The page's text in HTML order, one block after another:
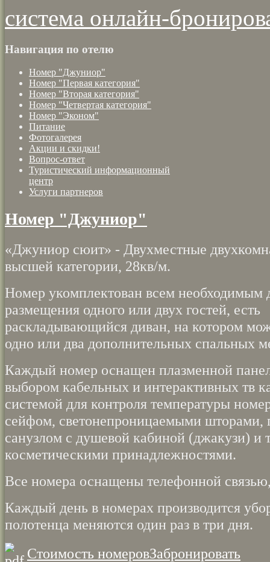
система онлайн-
Навигация по отелю
Номер "Джуниор"
Номер "Первая категория"
Номер "Вторая категория"
Номер "Четвертая категория"
Номер "Эконом"
Питание
Фотогалерея
Акции и скидки!
Вопрос-ответ
Туристический информационный
центр
Услуги партнеров
Номер "Джуниор"
«Джуниор сюит» - Двухместные
высшей категории, 28кв/м.
Номер укомплектован всем необходимым
размещения одного или двух гостей, есть
раскладывающийся диван, на котором
одно или два дополнительных спальных
Каждый номер оснащен плазменной
выбором кабельных и интерактивных тв
системой для контроля температуры
сейфом, светонепроницаемыми шторами,
санузлом с душевой кабиной (джакузи) и
косметическими принадлежностями.
Все номера оснащены телефонной
Каждый день в номерах производится
полотенца меняются один раз в три дня.
Стоимость номеровЗабронировать